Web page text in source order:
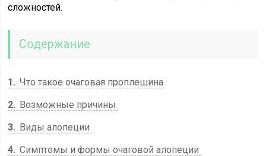
сложностей.
Содержание
1
Что такое очаговая проплешина
2
Возможные причины
3
Виды алопеции
4 Симптомы и формы очаговой алопеции